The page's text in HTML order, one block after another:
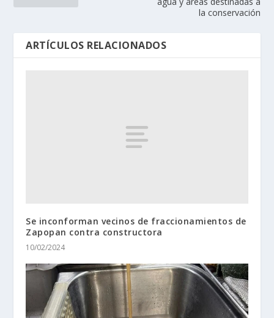
la conservación
ARTÍCULOS RELACIONADOS
Se inconforman vecinos de fraccionamientos de
Zapopan contra constructora
10/02/2024